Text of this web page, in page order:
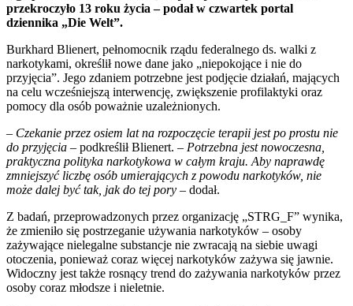
przekroczyło 13 roku życia – podał w czwartek portal
dziennika „Die Welt”.
Burkhard Blienert, pełnomocnik rządu federalnego ds. walki z
narkotykami, określił nowe dane jako „niepokojące i nie do
przyjęcia”. Jego zdaniem potrzebne jest podjęcie działań, mających
na celu wcześniejszą interwencję, zwiększenie profilaktyki oraz
pomocy dla osób poważnie uzależnionych.
– Czekanie przez osiem lat na rozpoczęcie terapii jest po prostu nie
do przyjęcia – podkreślił Blienert. – Potrzebna jest nowoczesna,
praktyczna polityka narkotykowa w całym kraju. Aby naprawdę
zmniejszyć liczbę osób umierających z powodu narkotyków, nie
może dalej być tak, jak do tej pory – dodał.
Z badań, przeprowadzonych przez organizację „STRG_F” wynika,
że zmieniło się postrzeganie używania narkotyków – osoby
zażywające nielegalne substancje nie zwracają na siebie uwagi
otoczenia, ponieważ coraz więcej narkotyków zażywa się jawnie.
Widoczny jest także rosnący trend do zażywania narkotyków przez
osoby coraz młodsze i nieletnie.